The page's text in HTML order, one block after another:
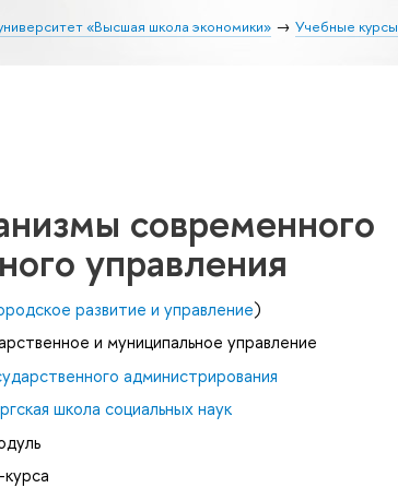
«Высшая школа экономики» Учебные курсы
современного
управления
развитие и управление)
и муниципальное управление
администрирования
школа социальных наук